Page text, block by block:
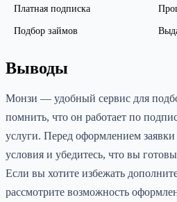
Платная подписка
Подбор займов
Выводы
Монзи — удобный сервис для
помнить, что он работает по
услуги. Перед оформлением
условия и убедитесь, что вы
Если вы хотите избежать
рассмотрите возможность